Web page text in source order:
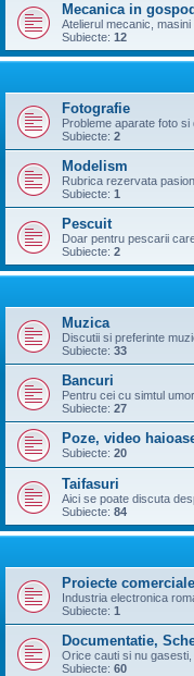
Mecanica in
Atelierul mecanic,
Subiecte: 12
Fotografie
Probleme aparate foto
Subiecte: 2
Modelism
Rubrica rezervata
Subiecte: 1
Pescuit
Doar pentru pescarii
Subiecte: 2
Muzica
Discutii si preferinte
Subiecte: 33
Bancuri
Pentru cei cu simtul
Subiecte: 27
Poze, video
Subiecte: 20
Taifasuri
Aici se poate discuta
Subiecte: 84
Proiecte
Industria electronica
Subiecte: 1
Documentatie,
Orice cauti si nu gasesti,
Subiecte: 60